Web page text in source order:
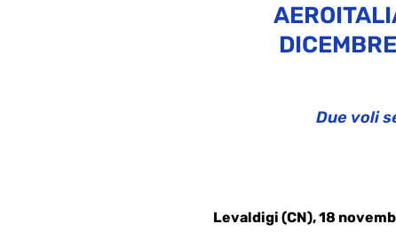
Due voli
Levaldigi (CN), 18 nove